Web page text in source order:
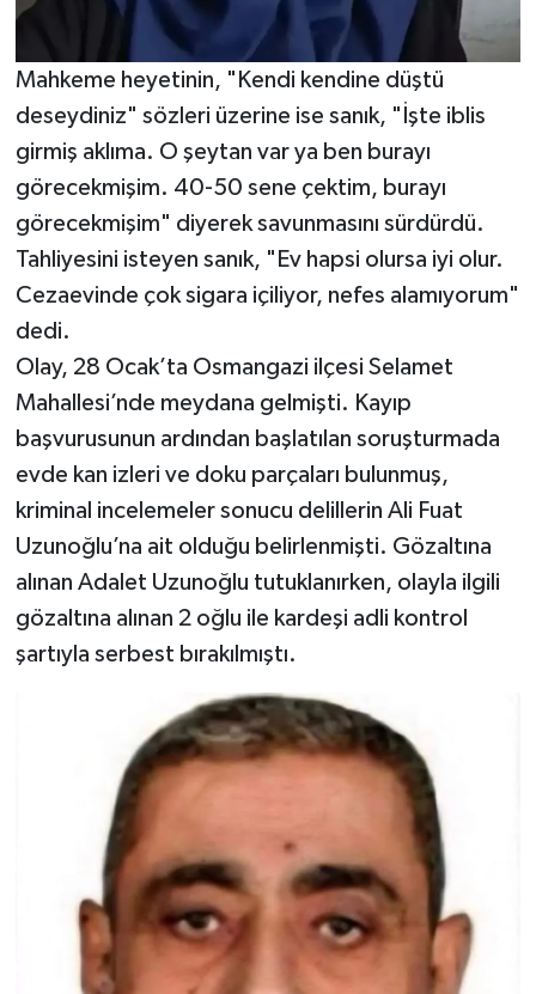
Mahkeme heyetinin, "Kendi kendine düştü
deseydiniz" sözleri üzerine ise sanık, "İşte iblis
girmiş aklıma. O şeytan var ya ben burayı
görecekmişim. 40-50 sene çektim, burayı
görecekmişim" diyerek savunmasını sürdürdü.
Tahliyesini isteyen sanık, "Ev hapsi olursa iyi olur.
Cezaevinde çok sigara içiliyor, nefes alamıyorum"
dedi.
Olay, 28 Ocak’ta Osmangazi ilçesi Selamet
Mahallesi’nde meydana gelmişti. Kayıp
başvurusunun ardından başlatılan soruşturmada
evde kan izleri ve doku parçaları bulunmuş,
kriminal incelemeler sonucu delillerin Ali Fuat
Uzunoğlu’na ait olduğu belirlenmişti. Gözaltına
alınan Adalet Uzunoğlu tutuklanırken, olayla ilgili
gözaltına alınan 2 oğlu ile kardeşi adli kontrol
şartıyla serbest bırakılmıştı.